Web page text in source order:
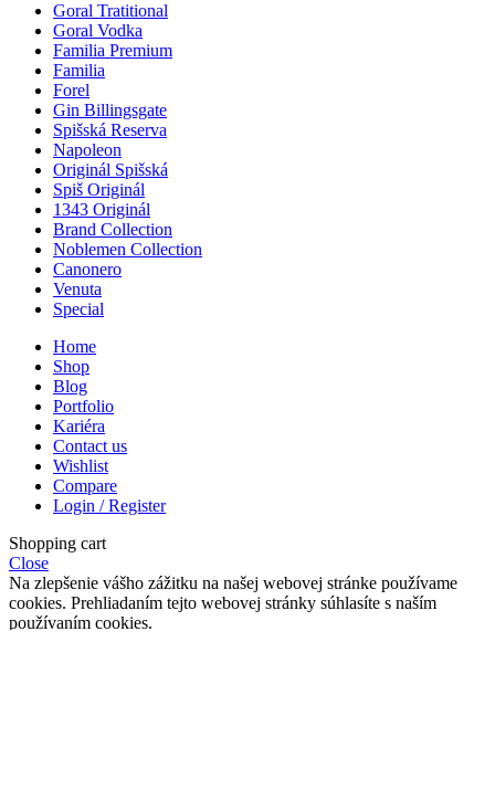
Goral Tratitional
Goral Vodka
Familia Premium
Familia
Forel
Gin Billingsgate
Spišská Reserva
Napoleon
Originál Spišská
Spiš Originál
1343 Originál
Brand Collection
Noblemen Collection
Canonero
Venuta
Special
Home
Shop
Blog
Portfolio
Kariéra
Contact us
Wishlist
Compare
Login / Register
Shopping cart
Close
Na zlepšenie vášho zážitku na našej webovej stránke používame
cookies. Prehliadaním tejto webovej stránky súhlasíte s naším
používaním cookies.